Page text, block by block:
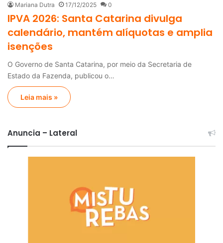
Mariana Dutra 17/12/2025 0
IPVA 2026: Santa Catarina divulga
calendário, mantém alíquotas e amplia
isenções
O Governo de Santa Catarina, por meio da Secretaria de
Estado da Fazenda, publicou o…
Leia mais »
Anuncia – Lateral